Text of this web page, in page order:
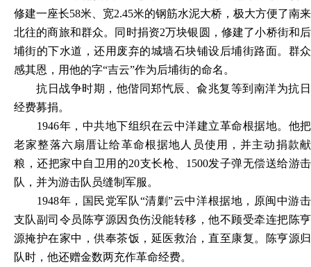
修建一座长58米、宽2.45米的钢筋水泥大桥，极大方便了南来
北往的商旅和群众。同时捐资2万块银圆，修建了小桥街和后
埔街的下水道，还用废弃的城墙石块铺设后埔街路面。群众
感其恩，用他的字“吉云”作为后埔街的命名。
抗日战争时期，他偕同郑忾辰、兪兆复等到南洋为抗日
经费募捐。
1946年，中共地下组织在云中洋建立革命根据地。他把
老家整落六扇厝让给革命根据地人员使用，并主动捐款献
粮，还把家中自卫用的20支长枪、1500发子弹无偿送给游击
队，并为游击队员缝制军服。
1948年，国民党军队“清剿”云中洋根据地，原闽中游击
支队副司令员陈亨源因负伤没能转移，他不顾受牵连把陈亨
源掩护在家中，供奉茶饭，延医救治，直至康复。陈亨源归
队时，他还赠金数两充作革命经费。